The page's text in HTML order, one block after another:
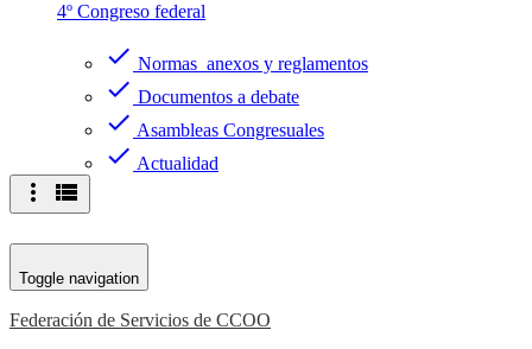
4º Congreso federal
check Normas anexos y reglamentos
check Documentos a debate
check Asambleas Congresuales
check Actualidad
more_vert view_list
Toggle navigation
Federación de Servicios de CCOO